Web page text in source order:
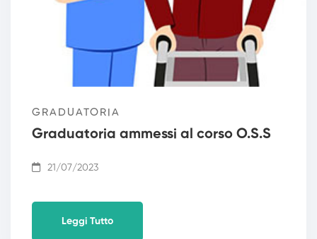
GRADUATORIA
Graduatoria ammessi al corso O.S.S
21/07/2023
Leggi Tutto